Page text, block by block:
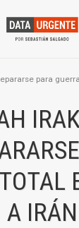
para
A IRÁN